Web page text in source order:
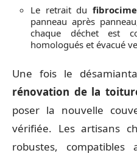
Le retrait du
panneau après
chaque déchet est
homologués et évacué
Une fois le
rénovation de la
poser la nouvelle
vérifiée. Les artisans
robustes,